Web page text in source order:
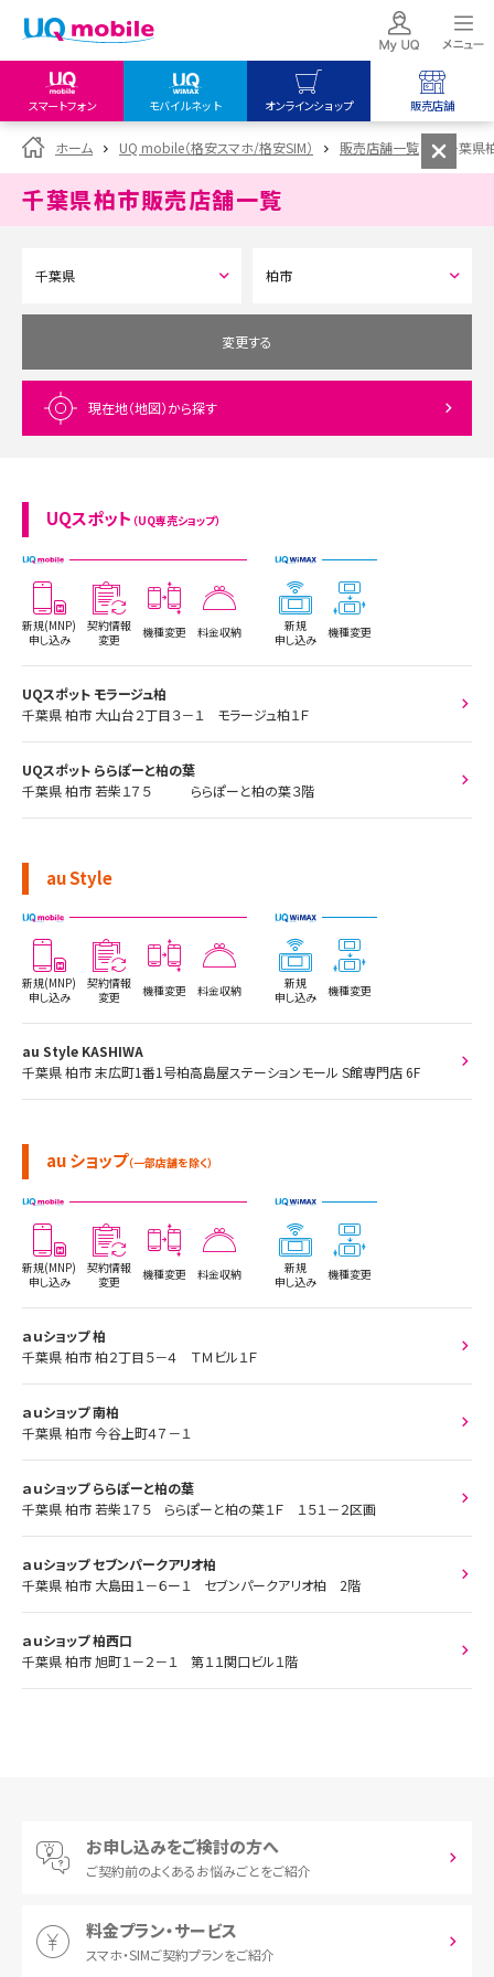
スマートフォン モバイルネット オンラインショップ 販売店舗
my UQ WiMAX
UQ WiMAX ご契約の方
My UQ mobile
データチャージサイト
UQ mobile
オンラインショップ
UQ WiMAX
UQ mobile
販売店舗
UQ WiMAX
ホーム UQ mobile（格安スマホ/格安SIM） 販売店舗一覧 千葉県
千葉県柏市販売店舗一覧
変更する
現在地（地図）から探す
UQスポット （UQ専売ショップ）
新規(MNP)
申し込み
契約情報
変更
機種変更 料金収納
新規
申し込み
機種変更
UQスポット モラージュ柏
千葉県 柏市 大山台２丁目３－１ モラージュ柏１Ｆ
UQスポット ららぽーと柏の葉
千葉県 柏市 若柴１７５ ららぽーと柏の葉３階
au Style
新規(MNP)
申し込み
契約情報
変更
機種変更 料金収納
新規
申し込み
機種変更
au Style KASHIWA
千葉県 柏市 末広町1番1号柏高島屋ステーションモール S館専門店 6F
au ショップ（一部店舗を除く）
新規(MNP)
申し込み
契約情報
変更
機種変更 料金収納
新規
申し込み
機種変更
ａｕショップ 柏
千葉県 柏市 柏２丁目５－４ ＴＭビル１Ｆ
ａｕショップ 南柏
千葉県 柏市 今谷上町４７－１
ａｕショップ ららぽーと柏の葉
千葉県 柏市 若柴１７５ ららぽーと柏の葉１Ｆ １５１－２区画
ａｕショップ セブンパークアリオ柏
千葉県 柏市 大島田１－６ー１ セブンパークアリオ柏 2階
ａｕショップ 柏西口
千葉県 柏市 旭町１－２－１ 第１１関口ビル１階
お申し込みをご検討の方へ
ご契約前のよくあるお悩みごとをご紹介
料金プラン・サービス
スマホ・SIMご契約プランをご紹介